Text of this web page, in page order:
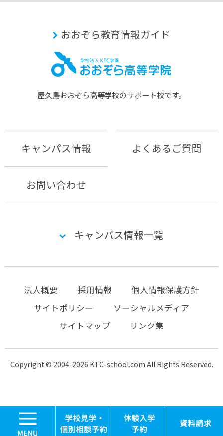
学校見学・個別相
体験入
おおぞら教育情報ガイド
屋久島おおぞら⾼等学校のサポート校です。
キャンパス情報 よくあるご質問
お問い合わせ
キャンパス情報一覧
法人概要 採用情報
個人情報保護方針
サイトポリシー
ソーシャルメディア
サイトマップ
リンク集
Copyright © 2004-2026 KTC-school.com All Rights Reserved.